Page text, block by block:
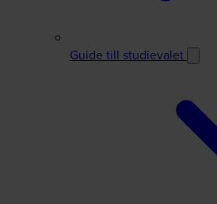
Guide till studievalet